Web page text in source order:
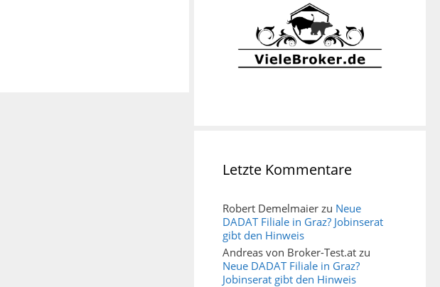
Letzte Kommentare
Robert Demelmaier zu Neue
DADAT Filiale in Graz? Jobinserat
gibt den Hinweis
Andreas von Broker-Test.at zu
Neue DADAT Filiale in Graz?
Jobinserat gibt den Hinweis